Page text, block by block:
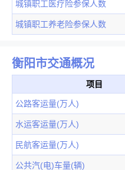
城镇职工医疗险参保人数
城镇职工养老险参保人数
衡阳市交通概况
项目
公路客运量(万人)
水运客运量(万人)
民航客运量(万人)
公共汽(电)车量(辆)